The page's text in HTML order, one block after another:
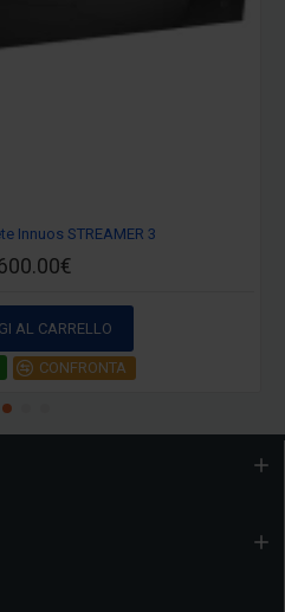
Innuos STREAMER 3
AL CARRELLO
CONFRONTA